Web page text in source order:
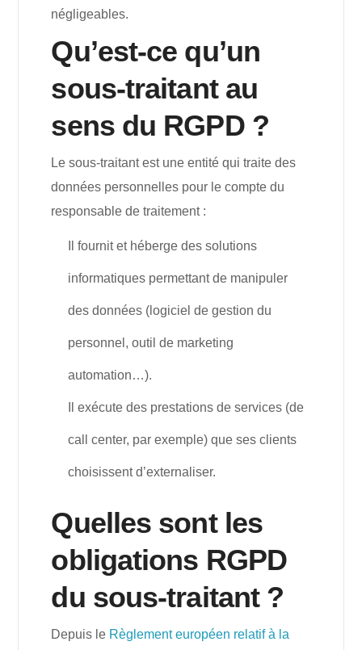
négligeables.
Qu’est-ce qu’un
sous-traitant au
sens du RGPD ?
Le sous-traitant est une entité qui traite des
données personnelles pour le compte du
responsable de traitement :
Il fournit et héberge des solutions
informatiques permettant de manipuler
des données (logiciel de gestion du
personnel, outil de marketing
automation…).
Il exécute des prestations de services (de
call center, par exemple) que ses clients
choisissent d’externaliser.
Quelles sont les
obligations RGPD
du sous-traitant ?
Depuis le Règlement européen relatif à la